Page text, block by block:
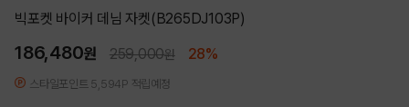
빅포켓 바이커 데님 자켓(B265DJ103P)
186,480원 259,000원 28%
스타일포인트 5,594P 적립예정